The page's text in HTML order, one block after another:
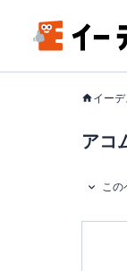
イー
アコ
この